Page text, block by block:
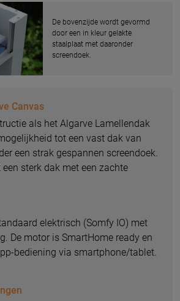
De bovenzijde wordt gevormd
door een in kleur gelakte
staalplaat met daaronder
screendoek.
Canvas
als het Algarve Lamellendak
tot een vast dak van
een strak gespannen screendoek.
sterk dak met een zachte
elektrisch (Somfy IO) met
De motor is SmartHome ready en
bediening via smartphone/tablet.